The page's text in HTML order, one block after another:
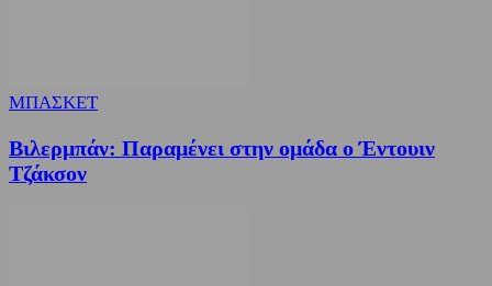
ΜΠΑΣΚΕΤ
Βιλερμπάν: Παραμένει στην ομάδα ο Έντουιν
Τζάκσον